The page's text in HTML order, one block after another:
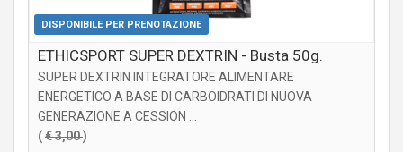
DISPONIBILE PER PRENOTAZIONE
ETHICSPORT SUPER DEXTRIN - Busta 50g.
SUPER DEXTRIN INTEGRATORE ALIMENTARE
ENERGETICO A BASE DI CARBOIDRATI DI NUOVA
GENERAZIONE A CESSION ...
(€ 3,00)